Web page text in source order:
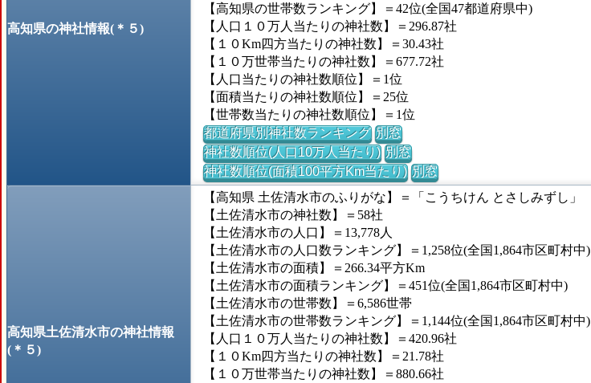
高知県の神社情報(＊５)
【高知県の世帯数ランキング】＝42位(全国47都道府県中)
【人口１０万人当たりの神社数】＝296.87社
【１０Km四方当たりの神社数】＝30.43社
【１０万世帯当たりの神社数】＝677.72社
【人口当たりの神社数順位】＝1位
【面積当たりの神社数順位】＝25位
【世帯数当たりの神社数順位】＝1位
都道府県別神社数ランキング 別窓
神社数順位(人口10万人当たり) 別窓
神社数順位(面積100平方Km当たり) 別窓
高知県土佐清水市の神社情報
(＊５)
【高知県 土佐清水市のふりがな】＝「こうちけん とさしみずし」
【土佐清水市の神社数】＝58社
【土佐清水市の人口】＝13,778人
【土佐清水市の人口数ランキング】＝1,258位(全国1,864市区町村中)
【土佐清水市の面積】＝266.34平方Km
【土佐清水市の面積ランキング】＝451位(全国1,864市区町村中)
【土佐清水市の世帯数】＝6,586世帯
【土佐清水市の世帯数ランキング】＝1,144位(全国1,864市区町村中)
【人口１０万人当たりの神社数】＝420.96社
【１０Km四方当たりの神社数】＝21.78社
【１０万世帯当たりの神社数】＝880.66社